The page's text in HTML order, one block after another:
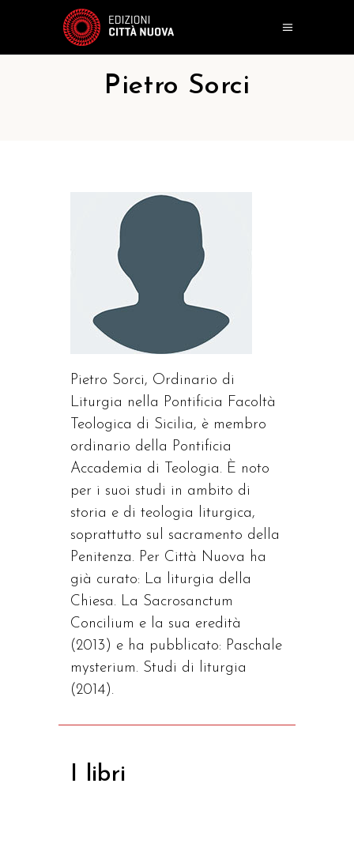
Pietro Sorci
Pietro Sorci, Ordinario di
Liturgia nella Pontificia Facoltà
Teologica di Sicilia, è membro
ordinario della Pontificia
Accademia di Teologia. È noto
per i suoi studi in ambito di
storia e di teologia liturgica,
soprattutto sul sacramento della
Penitenza. Per Città Nuova ha
già curato: La liturgia della
Chiesa. La Sacrosanctum
Concilium e la sua eredità
(2013) e ha pubblicato: Paschale
mysterium. Studi di liturgia
(2014).
I libri